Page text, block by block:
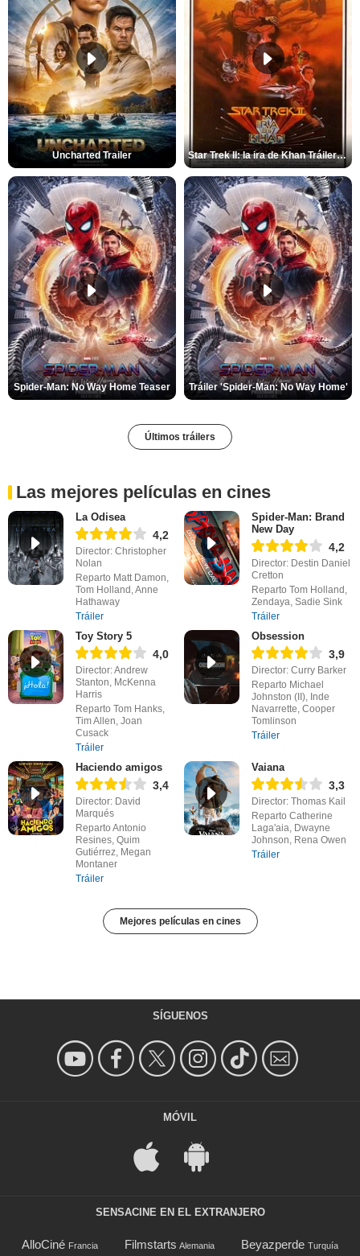
Uncharted Trailer Star Trek II: la ira de Khan Tráiler VO
Spider-Man: No Way Home Teaser Tráiler 'Spider-Man: No Way Home'
Últimos tráilers
Las mejores películas en cines
La Odisea
4,2
Director: Christopher
Nolan
Reparto Matt Damon,
Tom Holland, Anne
Hathaway
Tráiler
Spider-Man: Brand
New Day
4,2
Director: Destin Daniel
Cretton
Reparto Tom Holland,
Zendaya, Sadie Sink
Tráiler
Toy Story 5
4,0
Director: Andrew
Stanton, McKenna
Harris
Reparto Tom Hanks,
Tim Allen, Joan
Cusack
Tráiler
Obsession
3,9
Director: Curry Barker
Reparto Michael
Johnston (II), Inde
Navarrette, Cooper
Tomlinson
Tráiler
Haciendo amigos
3,4
Director: David
Marqués
Reparto Antonio
Resines, Quim
Gutiérrez, Megan
Montaner
Tráiler
Vaiana
3,3
Director: Thomas Kail
Reparto Catherine
Laga'aia, Dwayne
Johnson, Rena Owen
Tráiler
Mejores películas en cines
SÍGUENOS
MÓVIL
SENSACINE EN EL EXTRANJERO
AlloCiné Francia Filmstarts Alemania Beyazperde Turquía